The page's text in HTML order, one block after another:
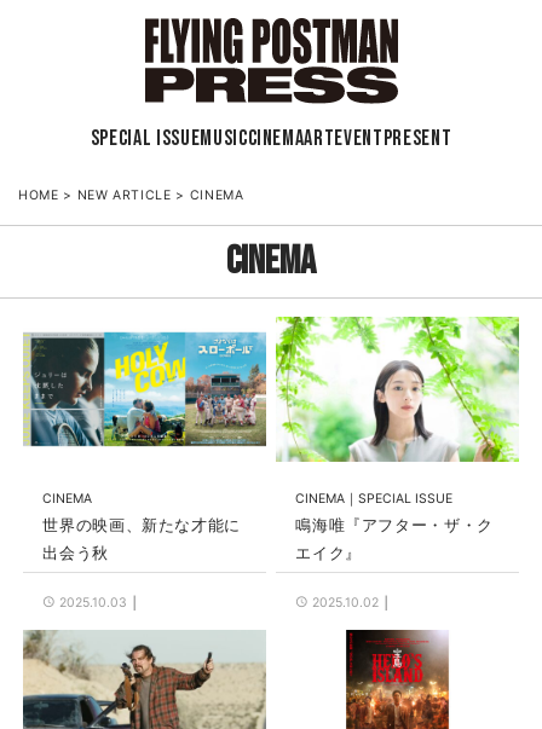
SPECIAL ISSUEMUSICCINEMAARTEVENTPRESENT
HOME > NEW ARTICLE > CINEMA
CINEMA
CINEMA
世界の映画、新たな才能に
出会う秋
2025.10.03
CINEMA SPECIAL ISSUE
鳴海唯『アフター・ザ・ク
エイク』
2025.10.02